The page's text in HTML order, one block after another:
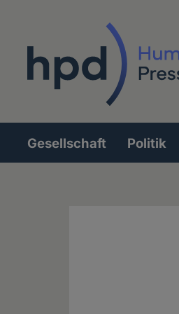
Hauptnavigation
Gesellschaft Politik